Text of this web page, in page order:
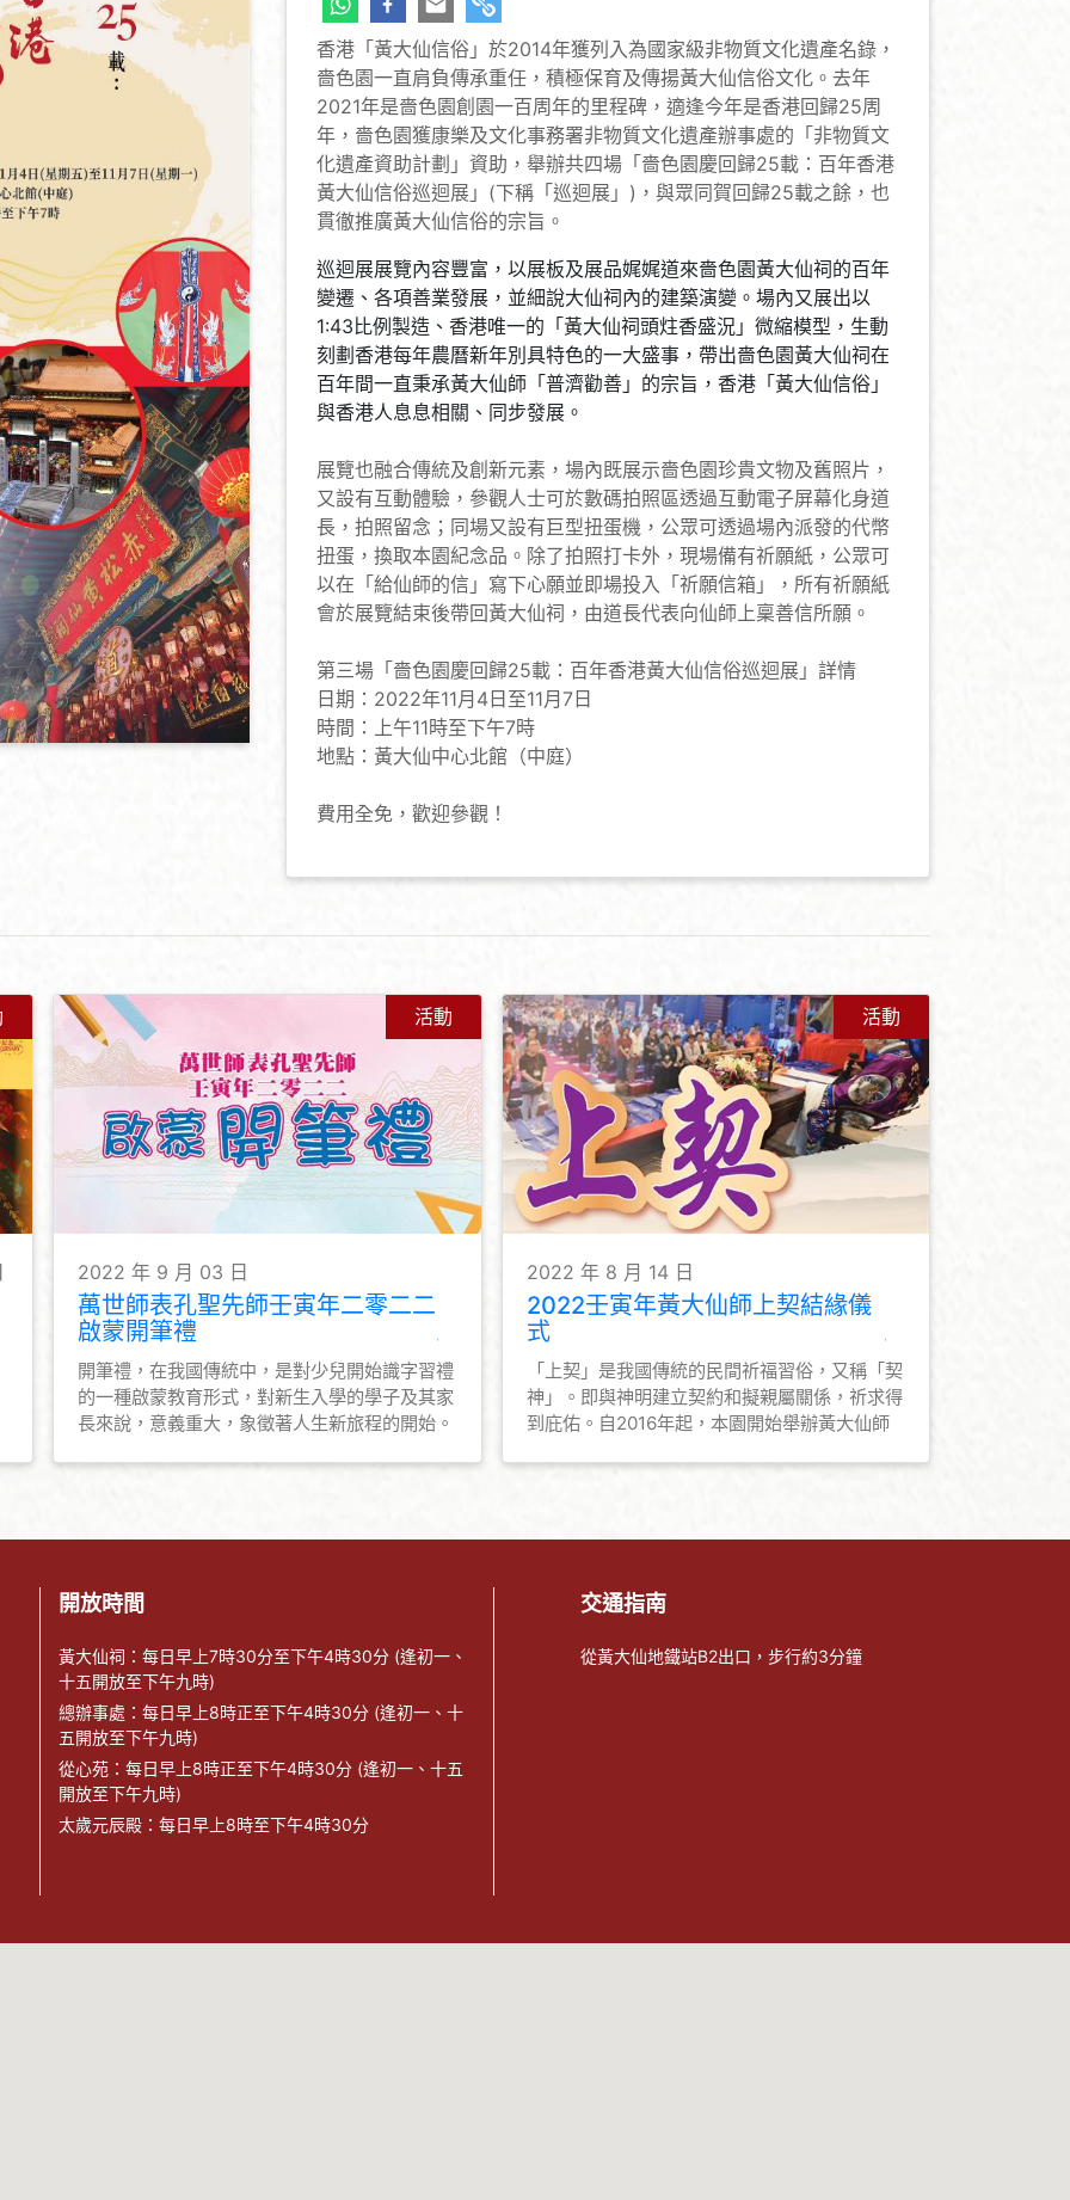
香港「黃大仙信俗」於2014年獲列入為國家級非物質文化遺產名錄，
嗇色園一直肩負傳承重任，積極保育及傳揚黃大仙信俗文化。去年
2021年是嗇色園創園一百周年的里程碑，適逢今年是香港回歸25周
年，嗇色園獲康樂及文化事務署非物質文化遺產辦事處的「非物質文
化遺產資助計劃」資助，舉辦共四場「嗇色園慶回歸25載：百年香港
黃大仙信俗巡迴展」(下稱「巡迴展」)，與眾同賀回歸25載之餘，也
貫徹推廣黃大仙信俗的宗旨。
巡迴展展覽內容豐富，以展板及展品娓娓道來嗇色園黃大仙祠的百年
變遷、各項善業發展，並細說大仙祠內的建築演變。場內又展出以
1:43比例製造、香港唯一的「黃大仙祠頭炷香盛況」微縮模型，生動
刻劃香港每年農曆新年別具特色的一大盛事，帶出嗇色園黃大仙祠在
百年間一直秉承黃大仙師「普濟勸善」的宗旨，香港「黃大仙信俗」
與香港人息息相關、同步發展。
展覽也融合傳統及創新元素，場內既展示嗇色園珍貴文物及舊照片，
又設有互動體驗，參觀人士可於數碼拍照區透過互動電子屏幕化身道
長，拍照留念；同場又設有巨型扭蛋機，公眾可透過場內派發的代幣
扭蛋，換取本園紀念品。除了拍照打卡外，現場備有祈願紙，公眾可
以在「給仙師的信」寫下心願並即場投入「祈願信箱」，所有祈願紙
會於展覽結束後帶回黃大仙祠，由道長代表向仙師上稟善信所願。
第三場「嗇色園慶回歸25載：百年香港黃大仙信俗巡迴展」詳情
日期：2022年11月4日至11月7日
時間：上午11時至下午7時
地點：黃大仙中心北館（中庭）
費用全免，歡迎參觀！
活動
2022 年 9 月 03 日
萬世師表孔聖先師壬寅年二零二二
啟蒙開筆禮
開筆禮，在我國傳統中，是對少兒開始識字習禮
的一種啟蒙教育形式，對新生入學的學子及其家
長來說，意義重大，象徵著人生新旅程的開始。
先師，希望莘莘學子得神明庇佑，並為他們啟蒙
活動
2022 年 8 月 14 日
2022壬寅年黃大仙師上契結緣儀
式
「上契」是我國傳統的民間祈福習俗，又稱「契
神」。即與神明建立契約和擬親屬關係，祈求得
到庇佑。自2016年起，本園開始舉辦黃大仙師
仙師建立親近關係，為善信與黃大仙師結善緣的
開放時間
黃大仙祠：每日早上7時30分至下午4時30分 (逢初一、
十五開放至下午九時)
總辦事處：每日早上8時正至下午4時30分 (逢初一、十
五開放至下午九時)
從心苑：每日早上8時正至下午4時30分 (逢初一、十五
開放至下午九時)
太歲元辰殿：每日早上8時至下午4時30分
交通指南
從黃大仙地鐵站B2出口，步行約3分鐘